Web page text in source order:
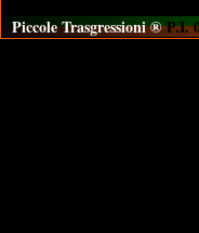
Piccole Trasgressioni ®P.I.